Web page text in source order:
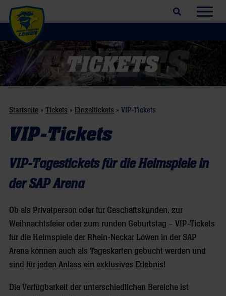
Suchfeld öffnen
Startseite » Tickets » Einzeltickets » VIP-Tickets
VIP-Tickets
VIP-Tagestickets für die Heimspiele in
der SAP Arena
Ob als Privatperson oder für Geschäftskunden, zur
Weihnachtsfeier oder zum runden Geburtstag – VIP-Tickets
für die Heimspiele der Rhein-Neckar Löwen in der SAP
Arena können auch als Tageskarten gebucht werden und
sind für jeden Anlass ein exklusives Erlebnis!
Die Verfügbarkeit der unterschiedlichen Bereiche ist